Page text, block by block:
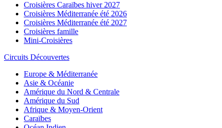
Croisières Caraïbes hiver 2027
Croisières Méditerranée été 2026
Croisières Méditerranée été 2027
Croisières famille
Mini-Croisières
Circuits Découvertes
Europe & Méditerranée
Asie & Océanie
Amérique du Nord & Centrale
Amérique du Sud
Afrique & Moyen-Orient
Caraïbes